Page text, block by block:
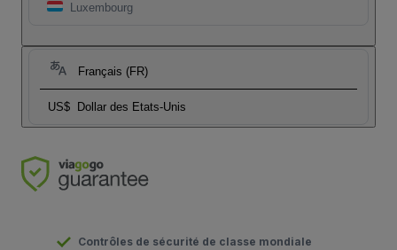
Luxembourg
Français (FR)
US$ Dollar des Etats-Unis
Contrôles de sécurité de classe mondiale